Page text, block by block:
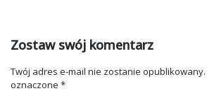
Zostaw swój komentarz
Twój adres e-mail nie zostanie opublikowany.
oznaczone *